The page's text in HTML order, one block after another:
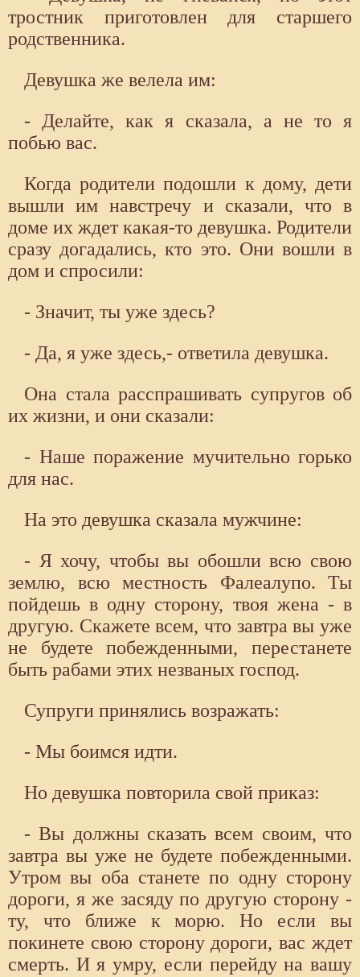
тростник приготовлен для старшего
родственника.
Девушка же велела им:
- Делайте, как я сказала, а не то я
побью вас.
Когда родители подошли к дому, дети
вышли им навстречу и сказали, что в
доме их ждет какая-то девушка. Родители
сразу догадались, кто это. Они вошли в
дом и спросили:
- Значит, ты уже здесь?
- Да, я уже здесь,- ответила девушка.
Она стала расспрашивать супругов об
их жизни, и они сказали:
- Наше поражение мучительно горько
для нас.
На это девушка сказала мужчине:
- Я хочу, чтобы вы обошли всю свою
землю, всю местность Фалеалупо. Ты
пойдешь в одну сторону, твоя жена - в
другую. Скажете всем, что завтра вы уже
не будете побежденными, перестанете
быть рабами этих незваных господ.
Супруги принялись возражать:
- Мы боимся идти.
Но девушка повторила свой приказ:
- Вы должны сказать всем своим, что
завтра вы уже не будете побежденными.
Утром вы оба станете по одну сторону
дороги, я же засяду по другую сторону -
ту, что ближе к морю. Но если вы
покинете свою сторону дороги, вас ждет
смерть. И я умру, если перейду на вашу